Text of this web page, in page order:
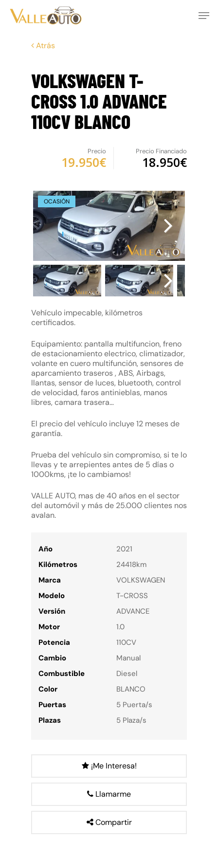
main
Atrás
VOLKSWAGEN T-
CROSS 1.0 ADVANCE
110CV BLANCO
Precio Financiado
18.950€
Precio
19.950€
OCASIÓN
Vehículo impecable, kilómetros
certificados.
Equipamiento: pantalla multifuncion, freno
de estacionamiento electrico, climatizador,
volante en cuero multifunción, sensores de
aparcamiento traseros , ABS, Airbags,
llantas, sensor de luces, bluetooth, control
de velocidad, faros antinieblas, manos
libres, camara trasera…
El precio del vehículo incluye 12 meses de
garantía.
Prueba del vehículo sin compromiso, si te lo
llevas y te arrepientes antes de 5 días o
1000kms, ¡te lo cambiamos!
VALLE AUTO, mas de 40 años en el sector
del automóvil y más de 25.000 clientes nos
avalan.
Año
2021
Kilómetros
24418km
Marca
VOLKSWAGEN
Modelo
T-CROSS
Versión
ADVANCE
Motor
1.0
Potencia
110CV
Cambio
Manual
Combustible
Diesel
Color
BLANCO
Puertas
5 Puerta/s
Plazas
5 Plaza/s
¡Me Interesa!
Llamarme
Compartir